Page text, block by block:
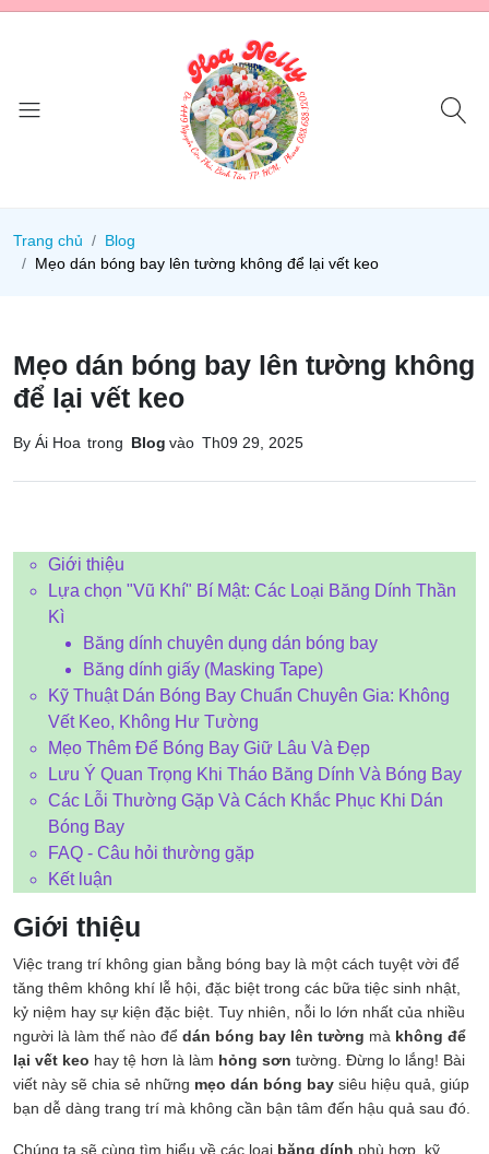
Trang chủ
Blog
Mẹo dán bóng bay lên tường không để lại vết keo
Mẹo dán bóng bay lên tường không
để lại vết keo
By Ái Hoa trong Blog vào Th09 29, 2025
Giới thiệu
Lựa chọn "Vũ Khí" Bí Mật: Các Loại Băng Dính Thần
Kì
Băng dính chuyên dụng dán bóng bay
Băng dính giấy (Masking Tape)
Kỹ Thuật Dán Bóng Bay Chuẩn Chuyên Gia: Không
Vết Keo, Không Hư Tường
Mẹo Thêm Để Bóng Bay Giữ Lâu Và Đẹp
Lưu Ý Quan Trọng Khi Tháo Băng Dính Và Bóng Bay
Các Lỗi Thường Gặp Và Cách Khắc Phục Khi Dán
Bóng Bay
FAQ - Câu hỏi thường gặp
Kết luận
Giới thiệu
Việc trang trí không gian bằng bóng bay là một cách tuyệt vời để
tăng thêm không khí lễ hội, đặc biệt trong các bữa tiệc sinh nhật,
kỷ niệm hay sự kiện đặc biệt. Tuy nhiên, nỗi lo lớn nhất của nhiều
người là làm thế nào để dán bóng bay lên tường mà không để
lại vết keo hay tệ hơn là làm hỏng sơn tường. Đừng lo lắng! Bài
viết này sẽ chia sẻ những mẹo dán bóng bay siêu hiệu quả, giúp
bạn dễ dàng trang trí mà không cần bận tâm đến hậu quả sau đó.
Chúng ta sẽ cùng tìm hiểu về các loại băng dính phù hợp, kỹ